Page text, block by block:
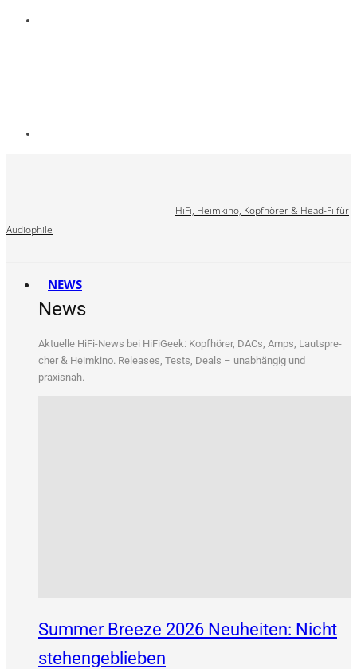
HiFi, Heimkino, Kopfhörer & Head-Fi für
Audiophile
NEWS
News
Aktu­el­le HiFi-News bei HiFi­Ge­ek: Kopf­hö­rer, DACs, Amps, Laut­spre­
cher & Heim­ki­no. Releases, Tests, Deals – unab­hän­gig und
praxisnah.
Summer Breeze 2026 Neuheiten: Nicht
stehengeblieben